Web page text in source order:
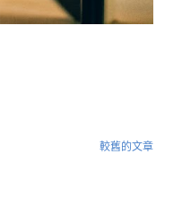
較舊的文章